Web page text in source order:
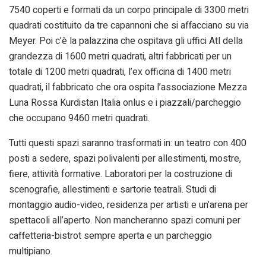
7540 coperti e formati da un corpo principale di 3300 metri
quadrati costituito da tre capannoni che si affacciano su via
Meyer. Poi c’è la palazzina che ospitava gli uffici Atl della
grandezza di 1600 metri quadrati, altri fabbricati per un
totale di 1200 metri quadrati, l’ex officina di 1400 metri
quadrati, il fabbricato che ora ospita l’associazione Mezza
Luna Rossa Kurdistan Italia onlus e i piazzali/parcheggio
che occupano 9460 metri quadrati.
Tutti questi spazi saranno trasformati in: un teatro con 400
posti a sedere, spazi polivalenti per allestimenti, mostre,
fiere, attività formative. Laboratori per la costruzione di
scenografie, allestimenti e sartorie teatrali. Studi di
montaggio audio-video, residenza per artisti e un’arena per
spettacoli all’aperto. Non mancheranno spazi comuni per
caffetteria-bistrot sempre aperta e un parcheggio
multipiano.